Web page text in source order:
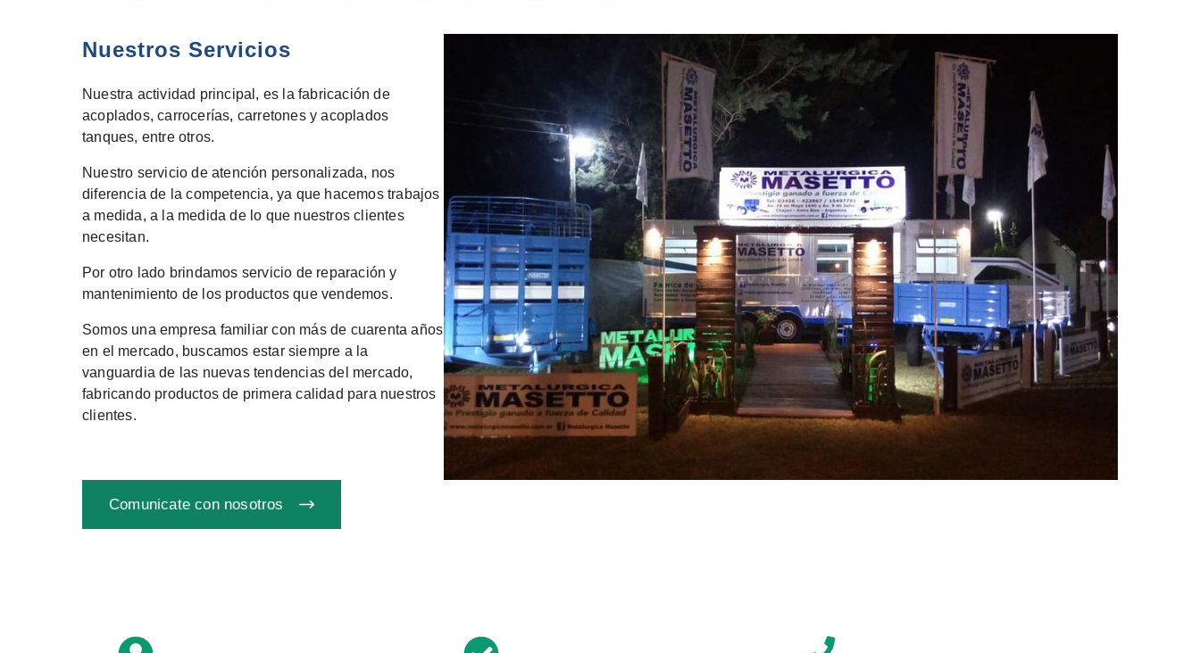
Nuestros Servicios
Nuestra actividad principal, es la fabricación de
acoplados, carrocerías, carretones y acoplados
tanques, entre otros.
Nuestro servicio de atención personalizada, nos
diferencia de la competencia, ya que hacemos trabajos
a medida, a la medida de lo que nuestros clientes
necesitan.
Por otro lado brindamos servicio de reparación y
mantenimiento de los productos que vendemos.
Somos una empresa familiar con más de cuarenta años
en el mercado, buscamos estar siempre a la
vanguardia de las nuevas tendencias del mercado,
fabricando productos de primera calidad para nuestros
clientes.
Comunicate con nosotros